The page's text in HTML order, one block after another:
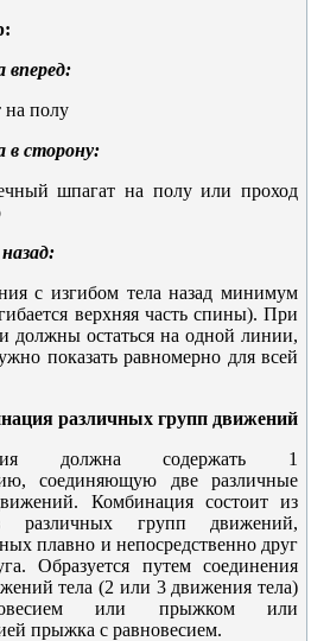
вперед:
на полу
в сторону:
шпагат на полу или проход
с изгибом тела назад минимум
верхняя часть спины). При
должны остаться на одной линии,
показать равномерно для всей
различных групп движений
должна содержать 1
соединяющую две различные
Комбинация состоит из
различных групп движений,
плавно и непосредственно друг
Образуется путем соединения
тела (2 или 3 движения тела)
или прыжком или
прыжка с равновесием.